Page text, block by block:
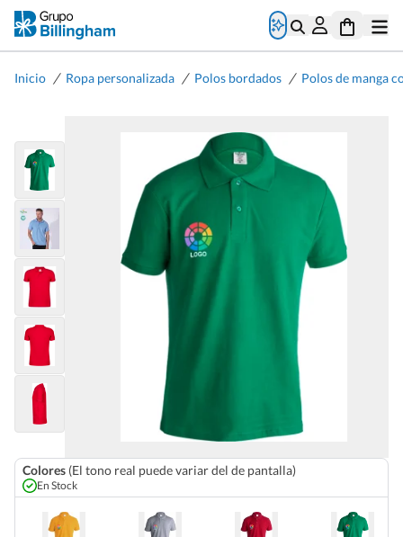
Inicio / Ropa personalizada / Polos bordados / Polos de manga
Colores (El tono real puede variar del de pantalla)
En Stock